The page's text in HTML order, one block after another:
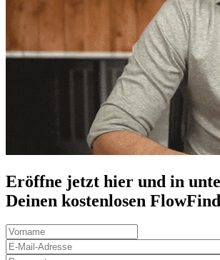
Eröffne jetzt hier und in
Deinen kostenlosen